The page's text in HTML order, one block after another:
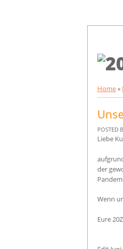
Home»
POSTED
Liebe
der
Wenn
Eure